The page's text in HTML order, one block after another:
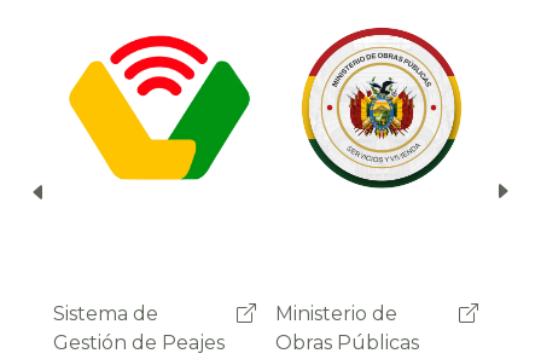
Ministerio de
Obras Públicas
Administradora
Boliviana de